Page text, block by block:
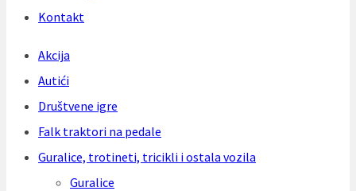
Kontakt
Akcija
Autići
Društvene igre
Falk traktori na pedale
Guralice, trotineti, tricikli i ostala vozila
Guralice